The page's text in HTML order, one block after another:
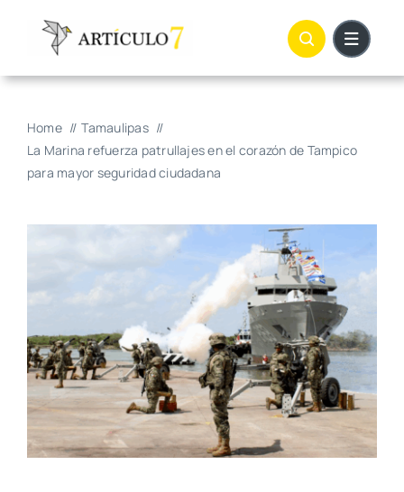
Home
Tamaulipas
La Marina refuerza patrullajes en el corazón de Tampico
para mayor seguridad ciudadana